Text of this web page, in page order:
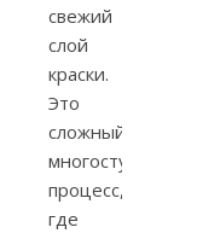
свежий
слой
краски.
Это
сложный
процесс,
где